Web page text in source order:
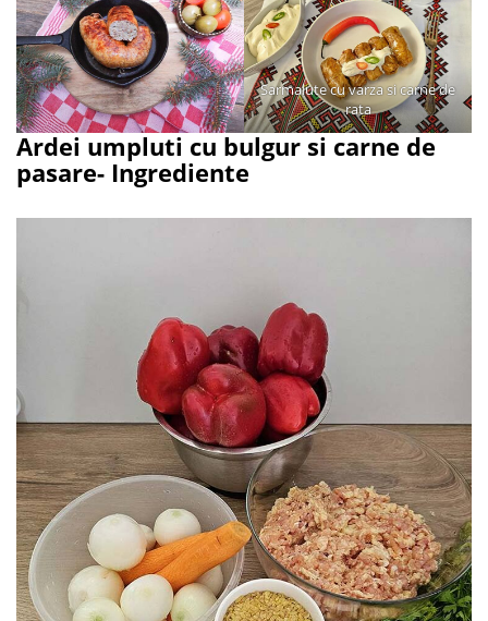
Sarmalute cu varza si carne de
rata
Ardei umpluti cu bulgur si carne de
pasare- Ingrediente